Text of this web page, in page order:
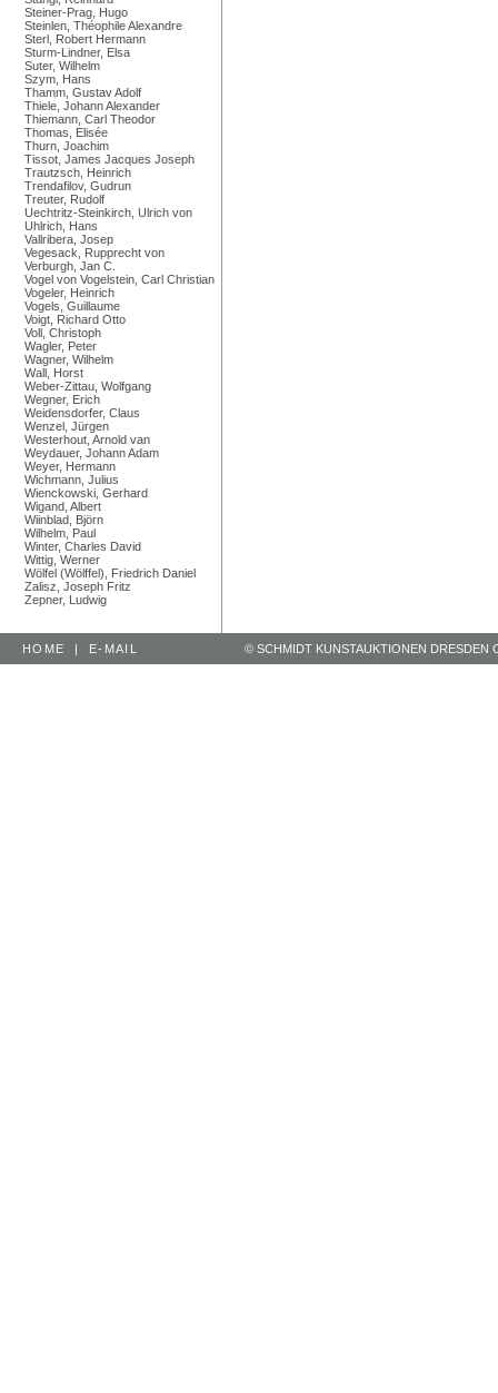
Steiner-Prag, Hugo
Steinlen, Théophile Alexandre
Sterl, Robert Hermann
Sturm-Lindner, Elsa
Suter, Wilhelm
Szym, Hans
Thamm, Gustav Adolf
Thiele, Johann Alexander
Thiemann, Carl Theodor
Thomas, Elisée
Thurn, Joachim
Tissot, James Jacques Joseph
Trautzsch, Heinrich
Trendafilov, Gudrun
Treuter, Rudolf
Uechtritz-Steinkirch, Ulrich von
Uhlrich, Hans
Vallribera, Josep
Vegesack, Rupprecht von
Verburgh, Jan C.
Vogel von Vogelstein, Carl Christian
Vogeler, Heinrich
Vogels, Guillaume
Voigt, Richard Otto
Voll, Christoph
Wagler, Peter
Wagner, Wilhelm
Wall, Horst
Weber-Zittau, Wolfgang
Wegner, Erich
Weidensdorfer, Claus
Wenzel, Jürgen
Westerhout, Arnold van
Weydauer, Johann Adam
Weyer, Hermann
Wichmann, Julius
Wienckowski, Gerhard
Wigand, Albert
Wiinblad, Björn
Wilhelm, Paul
Winter, Charles David
Wittig, Werner
Wölfel (Wölffel), Friedrich Daniel
Zalisz, Joseph Fritz
Zepner, Ludwig
HOME | E-MAIL © SCHMIDT KUNSTAUKTIONEN DRESDEN